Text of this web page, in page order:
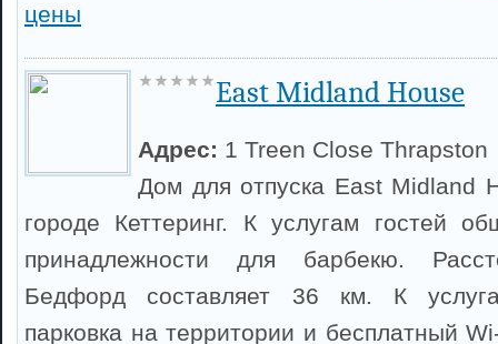
цены
East Midland House
Адрес: 1 Treen Close Thrapston
Дом для отпуска East Midland
городе Кеттеринг. К услугам гостей
принадлежности для барбекю.
Бедфорд составляет 36 км. К
парковка на территории и бесплатный